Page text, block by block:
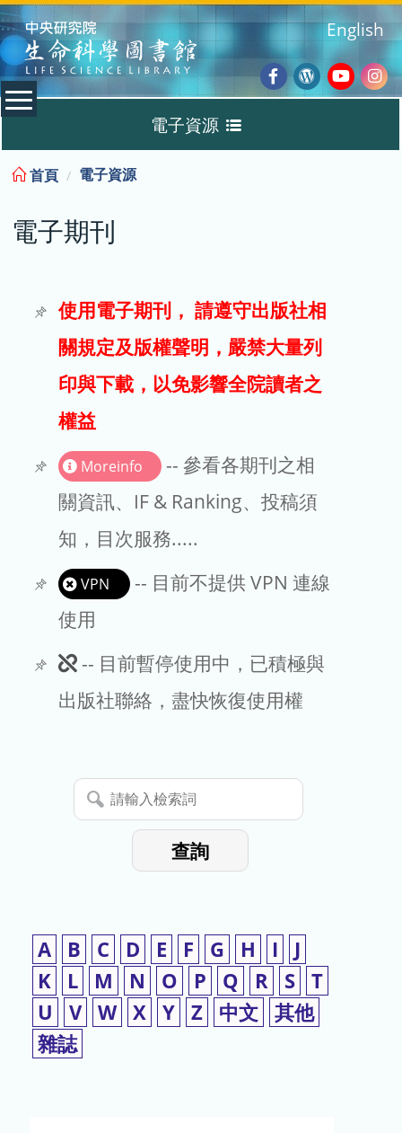
:::
Facebook
Wordpress
English
電子資源
電子期刊
試用
文章處理費
EndNote
首頁 電子資源
電子期刊
使用電子期刊， 請遵守出版社相
關規定及版權聲明，嚴禁大量列
印與下載，以免影響全院讀者之
權益
Moreinfo
-- 參看各期刊之相
關資訊、IF & Ranking、投稿須
知，目次服務.....
VPN
-- 目前不提供 VPN 連線
使用
此
期
暫
停
-- 目前暫停使用中，已積極與
出版社聯絡，盡快恢復使用權
請
輸
查詢
A B C D E F G H I
J
K
L M N O P Q R S T
U
V W X Y Z 中文 其他
雜誌